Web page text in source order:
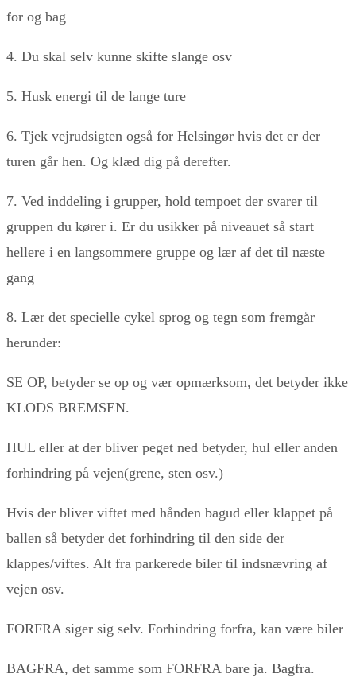
for og bag
4. Du skal selv kunne skifte slange osv
5. Husk energi til de lange ture
6. Tjek vejrudsigten også for Helsingør hvis det er der
turen går hen. Og klæd dig på derefter.
7. Ved inddeling i grupper, hold tempoet der svarer til
gruppen du kører i. Er du usikker på niveauet så start
hellere i en langsommere gruppe og lær af det til næste
gang
8. Lær det specielle cykel sprog og tegn som fremgår
herunder:
SE OP, betyder se op og vær opmærksom, det betyder ikke
KLODS BREMSEN.
HUL eller at der bliver peget ned betyder, hul eller anden
forhindring på vejen(grene, sten osv.)
Hvis der bliver viftet med hånden bagud eller klappet på
ballen så betyder det forhindring til den side der
klappes/viftes. Alt fra parkerede biler til indsnævring af
vejen osv.
FORFRA siger sig selv. Forhindring forfra, kan være biler
BAGFRA, det samme som FORFRA bare ja. Bagfra.